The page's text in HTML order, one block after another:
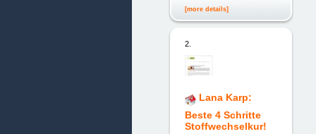
[more details]
2.
Lana Karp:
Beste 4 Schritte
Stoffwechselkur!